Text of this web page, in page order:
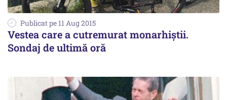
Publicat pe 11 Aug 2015
Vestea care a cutremurat monarhiștii.
Sondaj de ultimă oră